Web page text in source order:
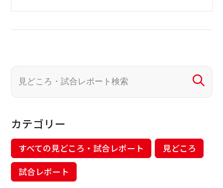
カテゴリー
すべての見どころ・試合レポート
見どころ
試合レポート